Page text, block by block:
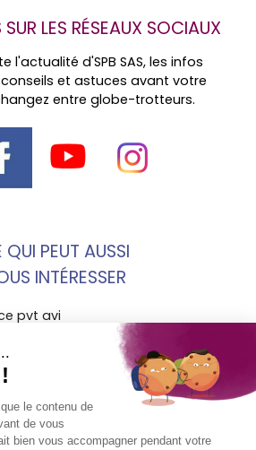
LES RÉSEAUX SOCIAUX
l'actualité d'SPB SAS, les infos
et astuces avant votre
entre globe-trotteurs.
QUI PEUT AUSSI
INTÉRESSER
pvt avi
russie avi
assurance voyage russie